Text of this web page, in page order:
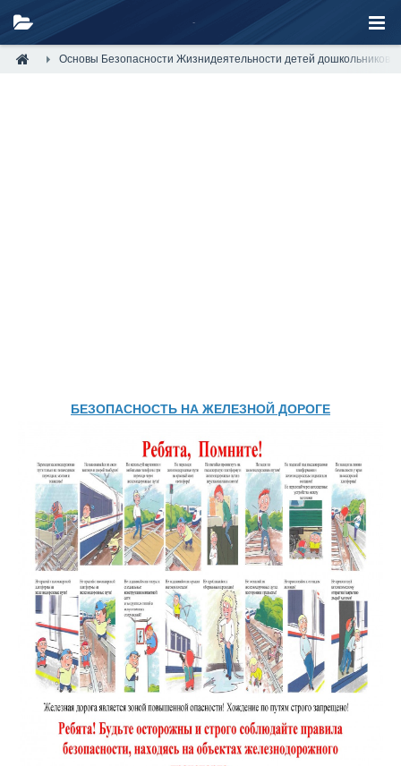
Основы Безопасности Жизнидеятельности детей дошкольников
БЕЗОПАСНОСТЬ НА ЖЕЛЕЗНОЙ ДОРОГЕ